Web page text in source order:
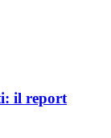
il report